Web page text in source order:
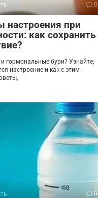
0
настроения при
как сохранить
гормональные бури? Узнайте,
настроение и как с этим
0